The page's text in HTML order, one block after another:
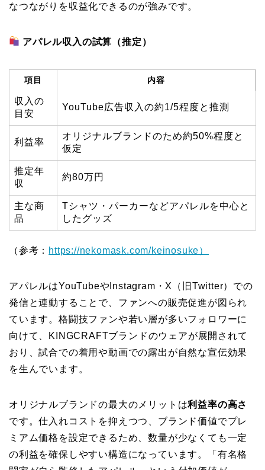
なつながりを収益化できるのが強みです。
アパレル収入の試算（推定）
項目 内容
収入の
目安
YouTube広告収入の約1/5程度と推測
利益率
オリジナルブランドのため約50%程度と
仮定
推定年
収
約80万円
主な商
品
Tシャツ・パーカーなどアパレルを中心と
したグッズ
（参考： https://nekomask.com/keinosuke）
アパレルはYouTubeやInstagram・X（旧Twitter）での
発信と連動することで、ファンへの販売促進が図られ
ています。格闘技ファンや若い層が多いフォロワーに
向けて、KINGCRAFTブランドのウェアが展開されて
おり、試合での着用や動画での露出が自然な宣伝効果
を生んでいます。
オリジナルブランドの最大のメリットは利益率の高さ
です。仕入れコストを抑えつつ、ブランド価値でプレ
ミアム価格を設定できるため、数量が少なくても一定
の利益を確保しやすい構造になっています。「有名格